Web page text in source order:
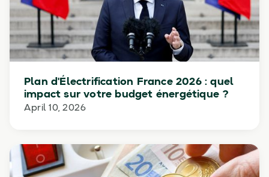
Plan d'Électrification France 2026 : quel
impact sur votre budget énergétique ?
April 10, 2026